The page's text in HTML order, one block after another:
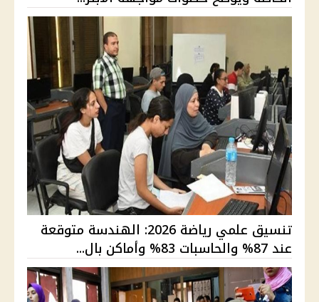
تنسيق علمي رياضة 2026: الهندسة متوقعة
عند 87% والحاسبات 83% وأماكن بال...